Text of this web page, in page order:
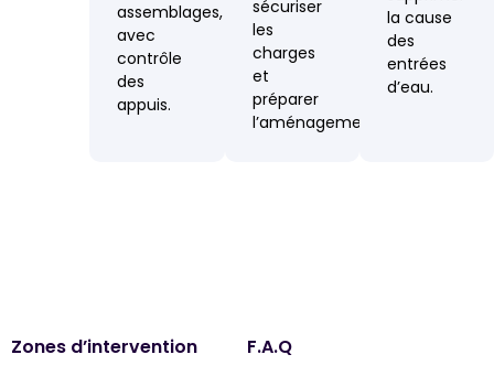
assemblages,
avec
contrôle
des
appuis.
sécuriser
les
charges
et
préparer
l’aménagement.
la cause
des
entrées
d’eau.
Zones d’intervention F.A.Q